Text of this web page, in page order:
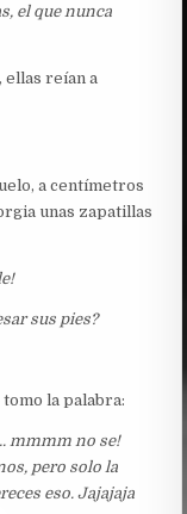
el que nunca
ellas reían a
a centímetros
unas zapatillas
sus pies?
la palabra:
mmmm no se!
pero solo la
eso. Jajajaja